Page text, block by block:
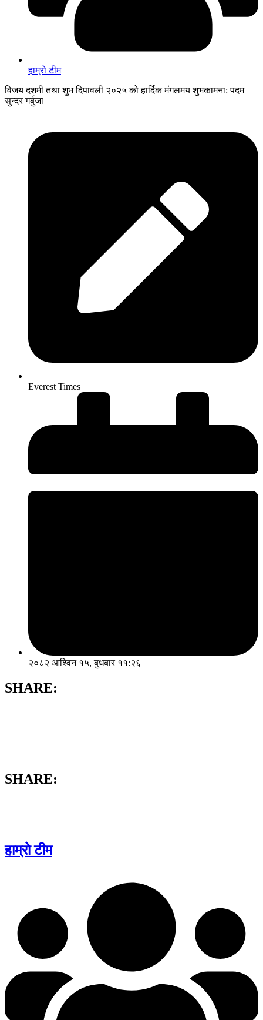
हाम्रो टीम
विजय दशमी तथा शुभ दिपावली २०२५ को हार्दिक मंगलमय शुभकामना: पदम
सुन्दर गर्बुजा
Everest Times
२०८२ आश्विन १५, बुधबार ११:२६
SHARE:
SHARE:
हाम्रो टीम